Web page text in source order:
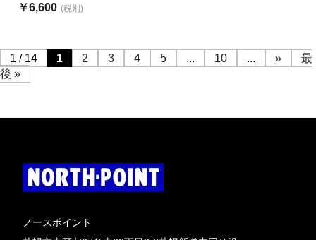
￥6,600 (税別)
1 / 14 1 2 3 4 5 ... 10 ... »
最
後 »
ノースポイント